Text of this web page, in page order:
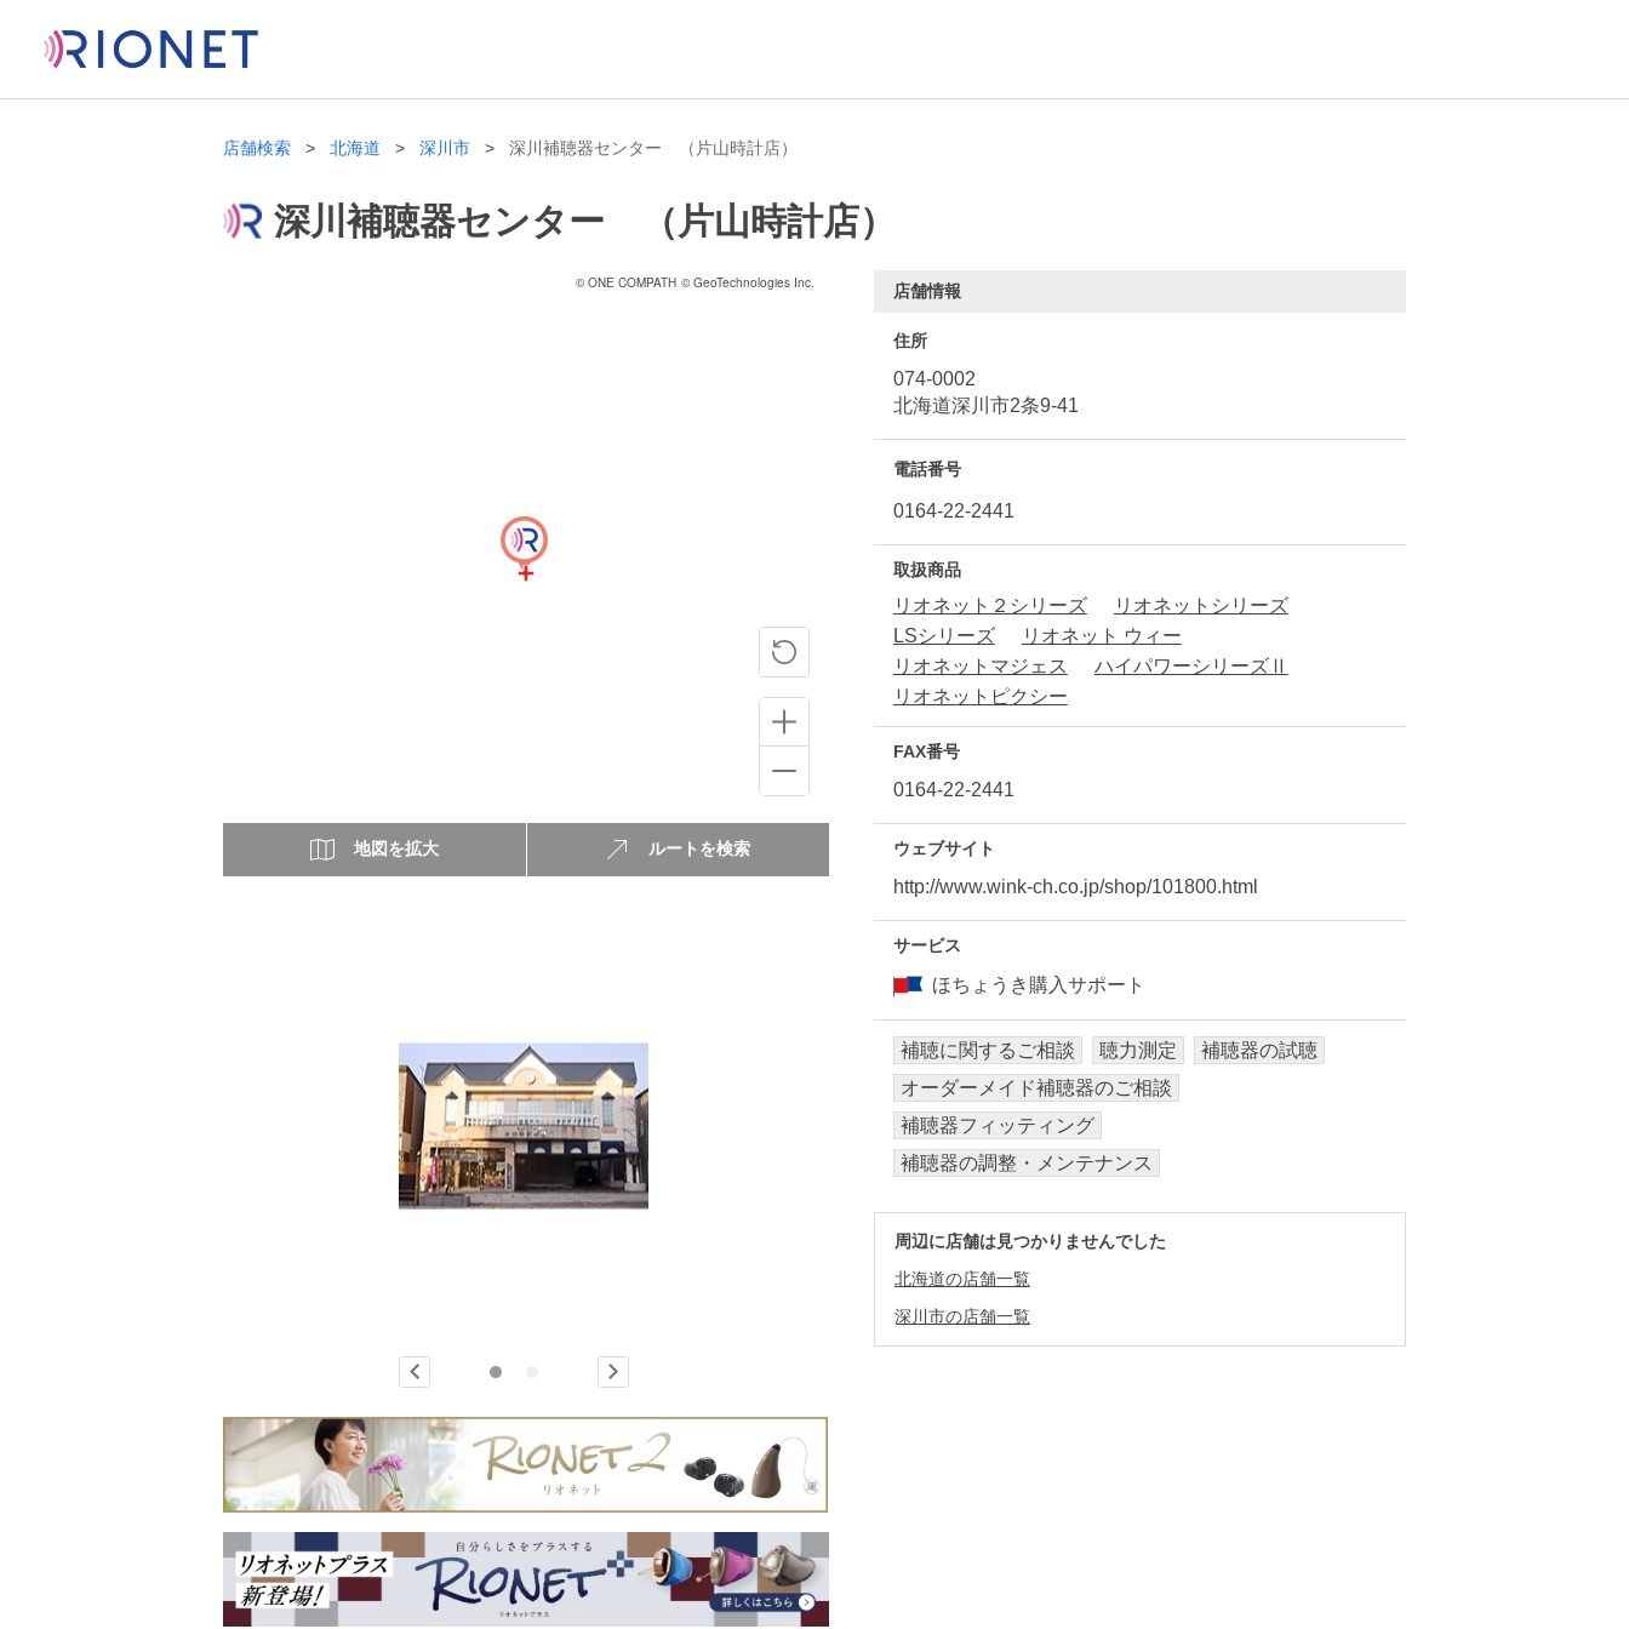
店舗検索 北海道 深川市 深川補聴器センター （片山時計店）
深川補聴器センター （片山時計店）
© ONE COMPATH © GeoTechnologies Inc.
地図を拡大 ルートを検索
店舗情報
住所
074-0002
北海道深川市2条9-41
電話番号
0164-22-2441
取扱商品
リオネット２シリーズ
リオネットシリーズ
LSシリーズ
リオネット ウィー
リオネットマジェス
ハイパワーシリーズⅡ
リオネットピクシー
FAX番号
0164-22-2441
ウェブサイト
http://www.wink-ch.co.jp/shop/101800.html
サービス
ほちょうき購入サポート
補聴に関するご相談 聴力測定
補聴器の試聴
オーダーメイド補聴器のご相談
補聴器フィッティング
補聴器の調整・メンテナンス
周辺に店舗は見つかりませんでした
北海道の店舗一覧
深川市の店舗一覧